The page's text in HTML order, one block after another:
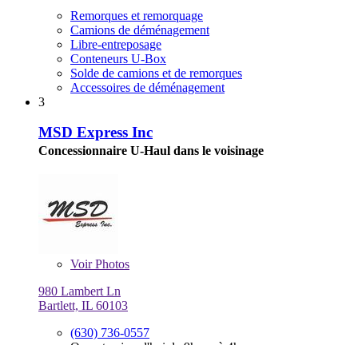
Remorques et remorquage
Camions de déménagement
Libre-entreposage
Conteneurs U-Box
Solde de camions et de remorques
Accessoires de déménagement
3
MSD Express Inc
Concessionnaire U-Haul dans le voisinage
VoirPhotos
980 Lambert Ln
Bartlett, IL 60103
(630) 736-0557